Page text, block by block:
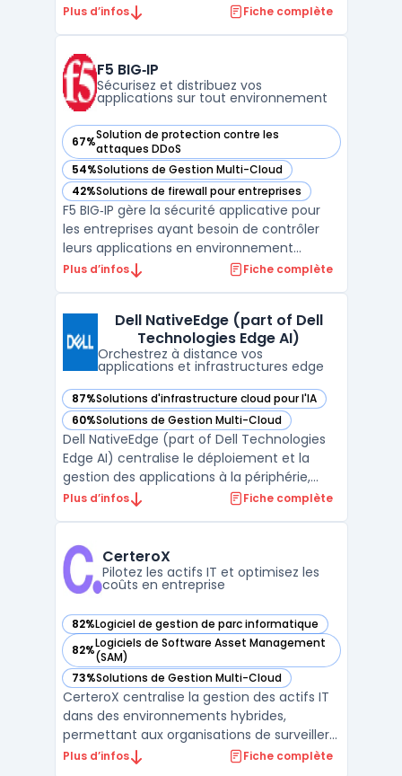
la gestion des infrastructures et des
des sites distribués, les entreprises utilisant
des usages IA ...
Plus d’infos Fiche complète
F5 BIG‑IP
Sécurisez et distribuez vos
applications sur tout environnement
67%Solution de protection contre les
attaques DDoS
— voir F5 BIG‑IP dans cette catégorie
54%Solutions de Gestion Multi-Cloud
— voir F5 BIG‑IP dans cette catégorie
42%Solutions de firewall pour entreprises
— voir F5 BIG‑IP dans cette catégorie
F5 BIG‑IP gère la sécurité applicative pour
les entreprises ayant besoin de contrôler
leurs applications en environnement
hybride ou multicloud. Les équipes IT qui
risques de faille ou d’interruption. F5 BIG‑I ...
Plus d’infos Fiche complète
Dell NativeEdge (part of Dell
Technologies Edge AI)
Orchestrez à distance vos
applications et infrastructures edge
87%Solutions d'infrastructure cloud pour l'IA
— voir Dell NativeEdge (part of Dell Technologies Edge AI)
60%Solutions de Gestion Multi-Cloud
— voir Dell NativeEdge (part of Dell Technologies Edge AI)
Dell NativeEdge (part of Dell Technologies
Edge AI) centralise le déploiement et la
gestion des applications à la périphérie,
répondant aux besoins de pilotage
manufacturier, du retail ou de l’énergie
gèrent plusieurs sites ...
Plus d’infos Fiche complète
CerteroX
Pilotez les actifs IT et optimisez les
coûts en entreprise
82%Logiciel de gestion de parc informatique
— voir CerteroX dans cette catégorie
82%Logiciels de Software Asset Management
(SAM)
— voir CerteroX dans cette catégorie
73%Solutions de Gestion Multi-Cloud
— voir CerteroX dans cette catégorie
CerteroX centralise la gestion des actifs IT
dans des environnements hybrides,
permettant aux organisations de surveiller
visibilité, coûts et conformité sur leur parc
Plus d’infos Fiche complète